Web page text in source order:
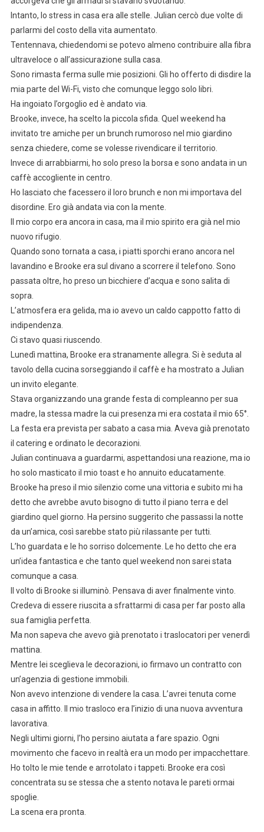
Intanto, lo stress in casa era alle stelle. Julian cercò due volte di
parlarmi del costo della vita aumentato.
Tentennava, chiedendomi se potevo almeno contribuire alla fibra
ultraveloce o all’assicurazione sulla casa.
Sono rimasta ferma sulle mie posizioni. Gli ho offerto di disdire la
mia parte del Wi-Fi, visto che comunque leggo solo libri.
Ha ingoiato l’orgoglio ed è andato via.
Brooke, invece, ha scelto la piccola sfida. Quel weekend ha
invitato tre amiche per un brunch rumoroso nel mio giardino
senza chiedere, come se volesse rivendicare il territorio.
Invece di arrabbiarmi, ho solo preso la borsa e sono andata in un
caffè accogliente in centro.
Ho lasciato che facessero il loro brunch e non mi importava del
disordine. Ero già andata via con la mente.
Il mio corpo era ancora in casa, ma il mio spirito era già nel mio
nuovo rifugio.
Quando sono tornata a casa, i piatti sporchi erano ancora nel
lavandino e Brooke era sul divano a scorrere il telefono. Sono
passata oltre, ho preso un bicchiere d’acqua e sono salita di
sopra.
L’atmosfera era gelida, ma io avevo un caldo cappotto fatto di
indipendenza.
Ci stavo quasi riuscendo.
Lunedì mattina, Brooke era stranamente allegra. Si è seduta al
tavolo della cucina sorseggiando il caffè e ha mostrato a Julian
un invito elegante.
Stava organizzando una grande festa di compleanno per sua
madre, la stessa madre la cui presenza mi era costata il mio 65°.
La festa era prevista per sabato a casa mia. Aveva già prenotato
il catering e ordinato le decorazioni.
Julian continuava a guardarmi, aspettandosi una reazione, ma io
ho solo masticato il mio toast e ho annuito educatamente.
Brooke ha preso il mio silenzio come una vittoria e subito mi ha
detto che avrebbe avuto bisogno di tutto il piano terra e del
giardino quel giorno. Ha persino suggerito che passassi la notte
da un’amica, così sarebbe stato più rilassante per tutti.
L’ho guardata e le ho sorriso dolcemente. Le ho detto che era
un’idea fantastica e che tanto quel weekend non sarei stata
comunque a casa.
Il volto di Brooke si illuminò. Pensava di aver finalmente vinto.
Credeva di essere riuscita a sfrattarmi di casa per far posto alla
sua famiglia perfetta.
Ma non sapeva che avevo già prenotato i traslocatori per venerdì
mattina.
Mentre lei sceglieva le decorazioni, io firmavo un contratto con
un’agenzia di gestione immobili.
Non avevo intenzione di vendere la casa. L’avrei tenuta come
casa in affitto. Il mio trasloco era l’inizio di una nuova avventura
lavorativa.
Negli ultimi giorni, l’ho persino aiutata a fare spazio. Ogni
movimento che facevo in realtà era un modo per impacchettare.
Ho tolto le mie tende e arrotolato i tappeti. Brooke era così
concentrata su se stessa che a stento notava le pareti ormai
spoglie.
La scena era pronta.